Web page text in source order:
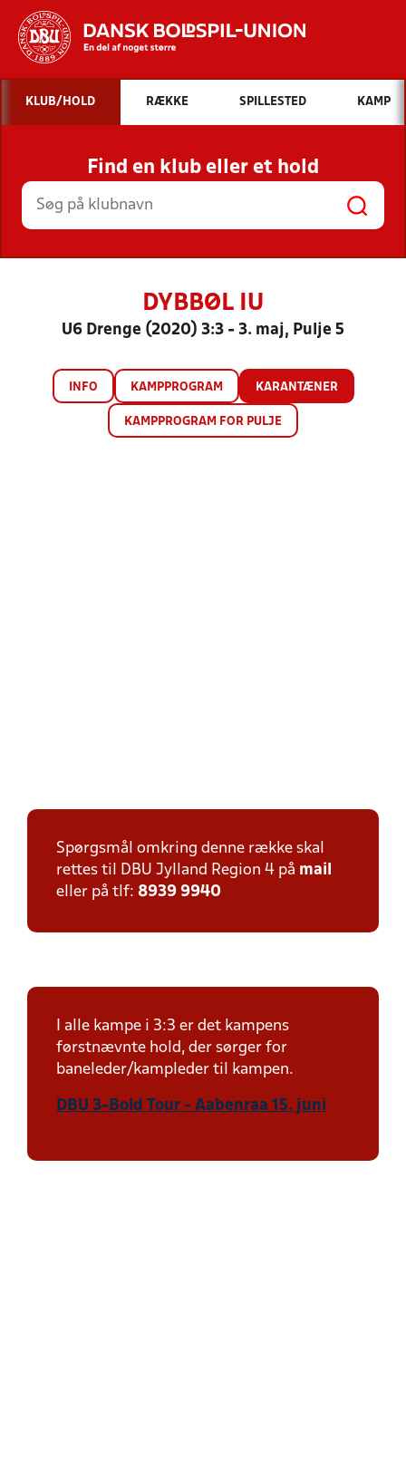
Hvad vil du søge efter?
INDHOLD OG NYHEDER
STILLINGER, RESULTATER, KLUBBER OG
HOLD
KLUB/HOLD RÆKKE SPILLESTED KAMP
Find en klub eller et hold
DYBBØL IU
U6 Drenge (2020) 3:3 - 3. maj, Pulje 5
INFO KAMPPROGRAM KARANTÆNER
KAMPPROGRAM FOR PULJE
Spørgsmål omkring denne række skal
rettes til DBU Jylland Region 4 på mail
eller på tlf: 8939 9940
I alle kampe i 3:3 er det kampens
førstnævnte hold, der sørger for
baneleder/kampleder til kampen.
DBU 3-Bold Tour - Aabenraa 15. juni